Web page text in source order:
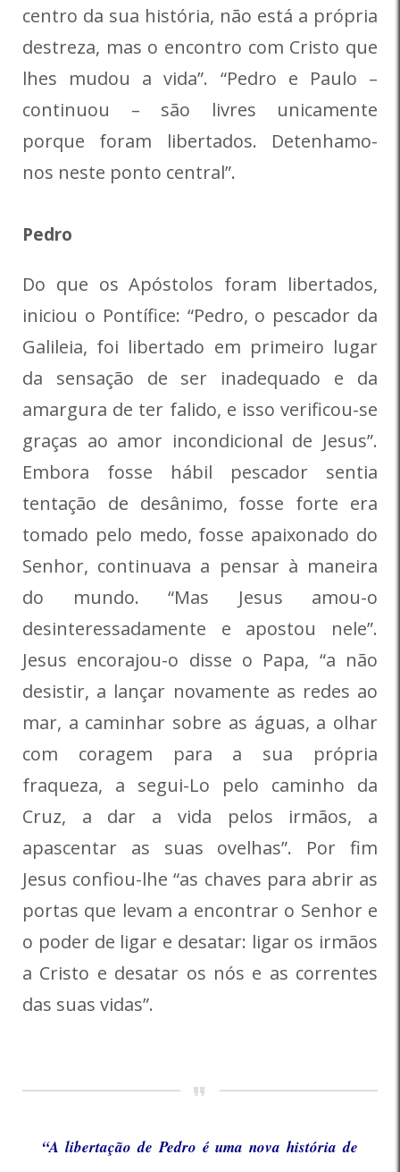
centro da sua história, não está a própria
destreza, mas o encontro com Cristo que
lhes mudou a vida”. “Pedro e Paulo –
continuou – são livres unicamente
porque foram libertados. Detenhamo-
nos neste ponto central”.
Pedro
Do que os Apóstolos foram libertados,
iniciou o Pontífice: “Pedro, o pescador da
Galileia, foi libertado em primeiro lugar
da sensação de ser inadequado e da
amargura de ter falido, e isso verificou-se
graças ao amor incondicional de Jesus”.
Embora fosse hábil pescador sentia
tentação de desânimo, fosse forte era
tomado pelo medo, fosse apaixonado do
Senhor, continuava a pensar à maneira
do mundo. “Mas Jesus amou-o
desinteressadamente e apostou nele”.
Jesus encorajou-o disse o Papa, “a não
desistir, a lançar novamente as redes ao
mar, a caminhar sobre as águas, a olhar
com coragem para a sua própria
fraqueza, a segui-Lo pelo caminho da
Cruz, a dar a vida pelos irmãos, a
apascentar as suas ovelhas”. Por fim
Jesus confiou-lhe “as chaves para abrir as
portas que levam a encontrar o Senhor e
o poder de ligar e desatar: ligar os irmãos
a Cristo e desatar os nós e as correntes
das suas vidas”.
“A libertação de Pedro é uma nova história de